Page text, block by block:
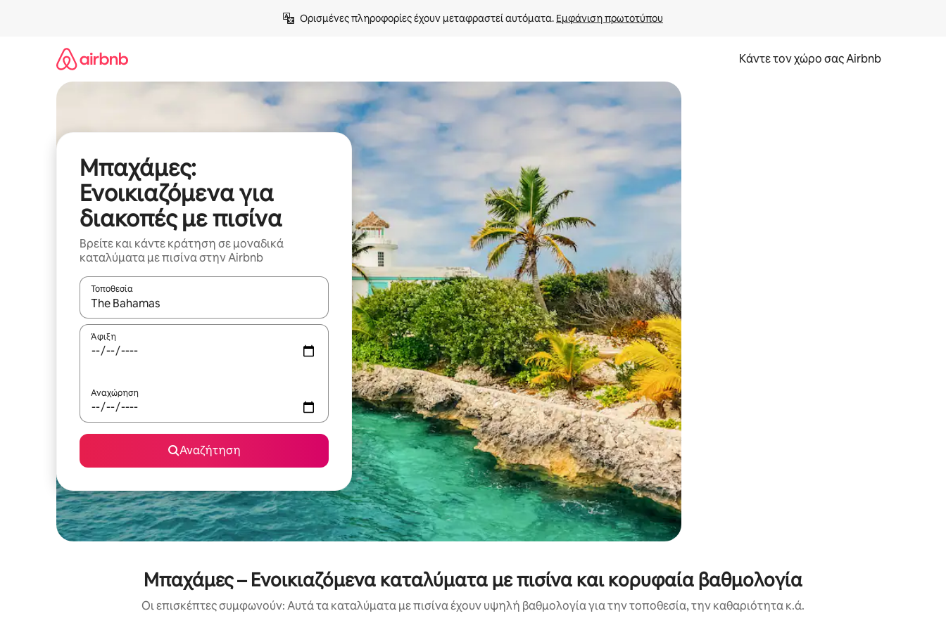
Ορισμένες πληροφορίες έχουν μεταφραστεί αυτόματα. Εμφάνιση πρωτοτύπου
Κάντε τον χώρο σας Airbnb
Μπαχάμες:
Ενοικιαζόμενα για
διακοπές με πισίνα
Βρείτε και κάντε κράτηση σε μοναδικά
καταλύματα με πισίνα στην Airbnb
Τοποθεσία
Όταν τα αποτελέσματα είναι διαθέσιμα, μπορείτε να πλοηγηθείτε στη σελίδα με τα κουμπιά πάνω και κάτω βέλους, να την εξερευνήσετε με την αφή ή να τη σύρετε με τα δάχτυλα.
Άφιξη
Αναχώρηση
Αναζήτηση
Μπαχάμες – Ενοικιαζόμενα καταλύματα με πισίνα και κορυφαία βαθμολογία
Οι επισκέπτες συμφωνούν: Αυτά τα καταλύματα με πισίνα έχουν υψηλή βαθμολογία για την τοποθεσία, την καθαριότητα κ.ά.